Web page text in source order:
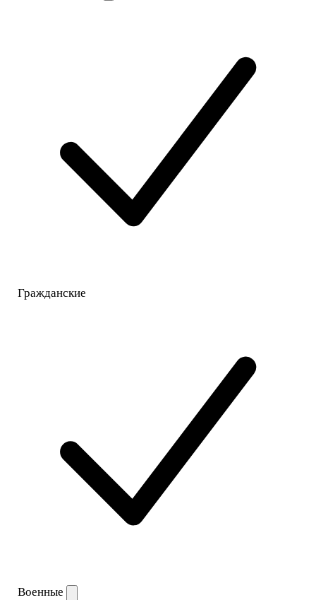
Гражданские
Военные